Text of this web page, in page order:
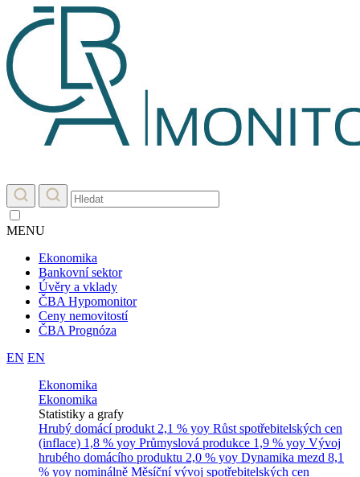
MENU
Ekonomika
Bankovní sektor
Úvěry a vklady
ČBA Hypomonitor
Ceny nemovitostí
ČBA Prognóza
EN EN
Ekonomika
Ekonomika
Statistiky a grafy
Hrubý domácí produkt 2,1 % yoy Růst spotřebitelských cen
(inflace) 1,8 % yoy Průmyslová produkce 1,9 % yoy Vývoj
hrubého domácího produktu 2,0 % yoy Dynamika mezd 8,1
% yoy nominálně Měsíční vývoj spotřebitelských cen